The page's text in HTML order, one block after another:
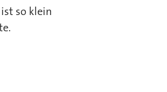
so klein